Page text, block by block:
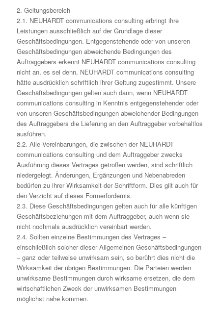
2. Geltungsbereich
2.1. NEUHARDT communications consulting erbringt ihre
Leistungen ausschließlich auf der Grundlage dieser
Geschäftsbedingungen. Entgegenstehende oder von unseren
Geschäftsbedingungen abweichende Bedingungen des
Auftraggebers erkennt NEUHARDT communications consulting
nicht an, es sei denn, NEUHARDT communications consulting
hätte ausdrücklich schriftlich ihrer Geltung zugestimmt. Unsere
Geschäftsbedingungen gelten auch dann, wenn NEUHARDT
communications consulting in Kenntnis entgegenstehender oder
von unseren Geschäftsbedingungen abweichender Bedingungen
des Auftraggebers die Lieferung an den Auftraggeber vorbehaltlos
ausführen.
2.2. Alle Vereinbarungen, die zwischen der NEUHARDT
communications consulting und dem Auftraggeber zwecks
Ausführung dieses Vertrages getroffen werden, sind schriftlich
niedergelegt. Änderungen, Ergänzungen und Nebenabreden
bedürfen zu ihrer Wirksamkeit der Schriftform. Dies gilt auch für
den Verzicht auf dieses Formerfordernis.
2.3. Diese Geschäftsbedingungen gelten auch für alle künftigen
Geschäftsbeziehungen mit dem Auftraggeber, auch wenn sie
nicht nochmals ausdrücklich vereinbart werden.
2.4. Sollten einzelne Bestimmungen des Vertrages –
einschließlich solcher dieser Allgemeinen Geschäftsbedingungen
– ganz oder teilweise unwirksam sein, so berührt dies nicht die
Wirksamkeit der übrigen Bestimmungen. Die Parteien werden
unwirksame Bestimmungen durch wirksame ersetzen, die dem
wirtschaftlichen Zweck der unwirksamen Bestimmungen
möglichst nahe kommen.